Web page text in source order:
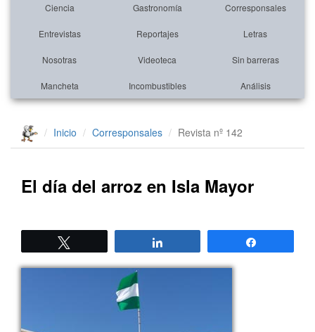
Ciencia Gastronomía Corresponsales
Entrevistas Reportajes Letras
Nosotras Videoteca Sin barreras
Mancheta Incombustibles Análisis
Inicio Corresponsales Revista nº 142
El día del arroz en Isla Mayor